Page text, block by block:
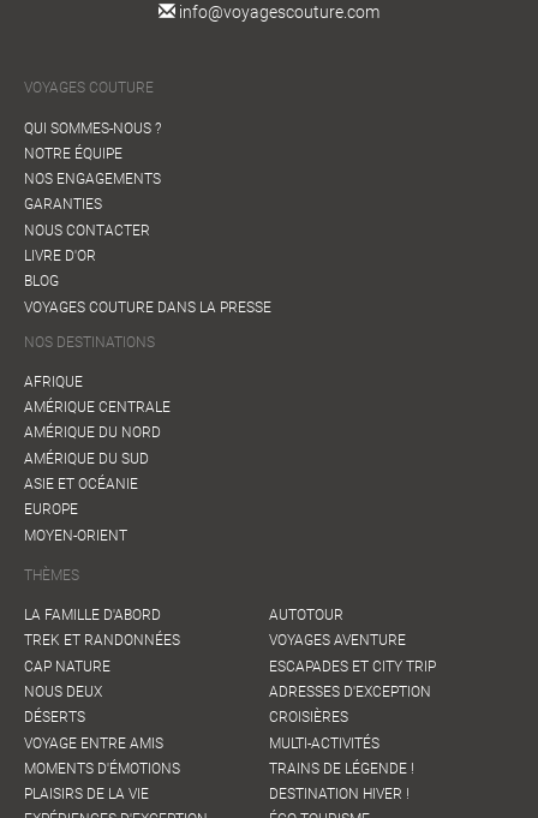
info@voyagescouture.com
VOYAGES COUTURE
QUI SOMMES-NOUS ?
NOTRE ÉQUIPE
NOS ENGAGEMENTS
GARANTIES
NOUS CONTACTER
LIVRE D'OR
BLOG
VOYAGES COUTURE DANS LA PRESSE
NOS DESTINATIONS
AFRIQUE
AMÉRIQUE CENTRALE
AMÉRIQUE DU NORD
AMÉRIQUE DU SUD
ASIE ET OCÉANIE
EUROPE
MOYEN-ORIENT
THÈMES
LA FAMILLE D'ABORD
TREK ET RANDONNÉES
CAP NATURE
NOUS DEUX
DÉSERTS
VOYAGE ENTRE AMIS
MOMENTS D'ÉMOTIONS
PLAISIRS DE LA VIE
AUTOTOUR
VOYAGES AVENTURE
ESCAPADES ET CITY TRIP
ADRESSES D'EXCEPTION
CROISIÈRES
MULTI-ACTIVITÉS
TRAINS DE LÉGENDE !
DESTINATION HIVER !